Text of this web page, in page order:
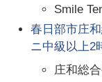
Smile
春日部市庄
ニ中級以上2
庄和総